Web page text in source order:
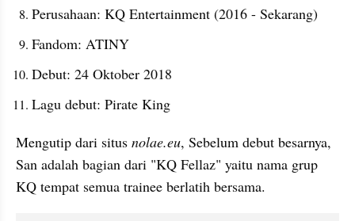
Perusahaan: KQ Entertainment (2016 - Sekarang)
Fandom: ATINY
Debut: 24 Oktober 2018
Lagu debut: Pirate King
Mengutip dari situs nolae.eu, Sebelum debut besarnya,
San adalah bagian dari "KQ Fellaz" yaitu nama grup
KQ tempat semua trainee berlatih bersama.